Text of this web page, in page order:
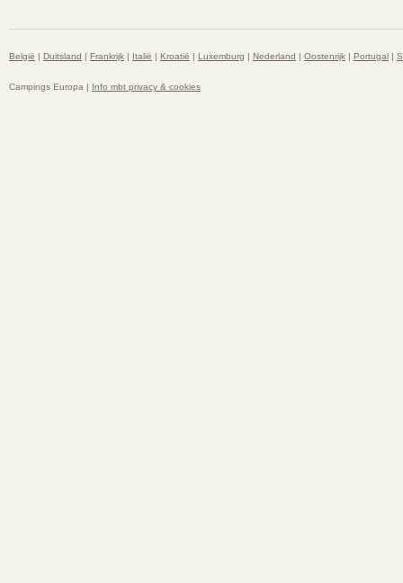
België | Duitsland | Frankrijk | Italië | Kroatië | Luxemburg | Nederland | Oostenrijk | Portugal |
Campings Europa | Info mbt privacy & cookies